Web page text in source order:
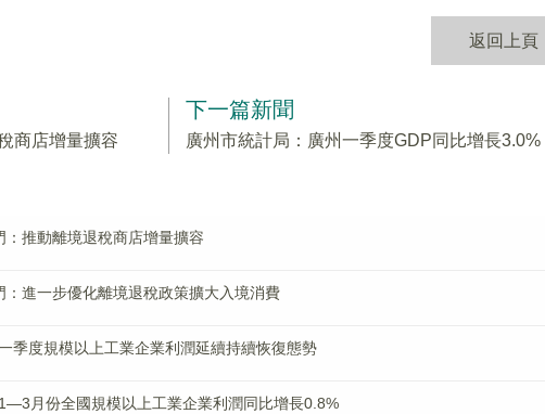
返回上頁
商店增量擴容
下一篇新聞
廣州市統計局：廣州一季度GDP同比增長3.0%
：推動離境退稅商店增量擴容
：進一步優化離境退稅政策擴大入境消費
季度規模以上工業企業利潤延續持續恢復態勢
月份全國規模以上工業企業利潤同比增長0.8%